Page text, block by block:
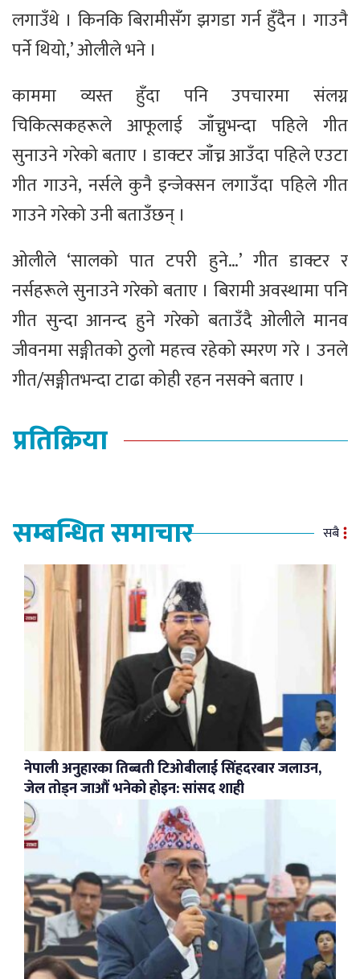
लगाउँथे । किनकि बिरामीसँग झगडा गर्न हुँदैन । गाउनै
पर्ने थियो,’ ओलीले भने ।
काममा व्यस्त हुँदा पनि उपचारमा संलग्न
चिकित्सकहरूले आफूलाई जाँच्नुभन्दा पहिले गीत
सुनाउने गरेको बताए । डाक्टर जाँच्न आउँदा पहिले एउटा
गीत गाउने, नर्सले कुनै इन्जेक्सन लगाउँदा पहिले गीत
गाउने गरेको उनी बताउँछन् ।
ओलीले ‘सालको पात टपरी हुने…’ गीत डाक्टर र
नर्सहरूले सुनाउने गरेको बताए । बिरामी अवस्थामा पनि
गीत सुन्दा आनन्द हुने गरेको बताउँदै ओलीले मानव
जीवनमा सङ्गीतको ठुलो महत्त्व रहेको स्मरण गरे । उनले
गीत/सङ्गीतभन्दा टाढा कोही रहन नसक्ने बताए ।
प्रतिक्रिया
सम्बन्धित समाचार सबै
नेपाली अनुहारका तिब्बती टिओबीलाई सिंहदरबार जलाउन,
जेल तोड्न जाऔं भनेको होइन: सांसद शाही